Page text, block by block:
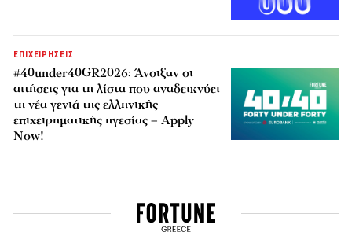
ΕΠΙΧΕΙΡΗΣΕΙΣ
#40under40GR2026: Άνοιξαν οι
αιτήσεις για τη λίστα που αναδεικνύει
τη νέα γενιά της ελληνικής
επιχειρηματικής ηγεσίας – Apply
Now!